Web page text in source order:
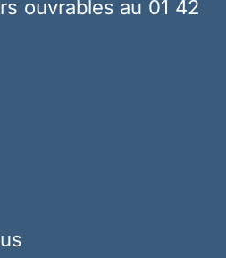
ouvrables au 01 42